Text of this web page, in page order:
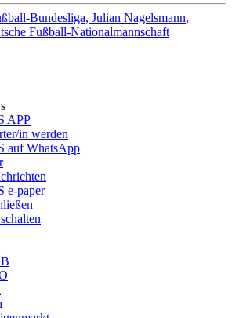
Bundesliga Julian Nagelsmann
Fußball-Nationalmannschaft
APP
in werden
auf WhatsApp
e-paper